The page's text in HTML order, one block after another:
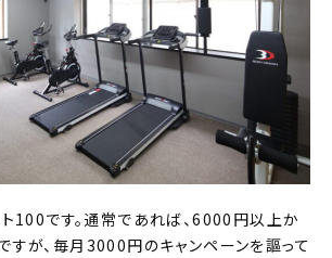
100です。通常であれば、6000円以上か
すが、毎月3000円のキャンペーンを謳って